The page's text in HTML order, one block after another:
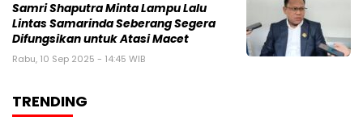
Samri Shaputra Minta Lampu Lalu
Lintas Samarinda Seberang Segera
Difungsikan untuk Atasi Macet
Rabu, 10 Sep 2025 - 14:45 WIB
TRENDING